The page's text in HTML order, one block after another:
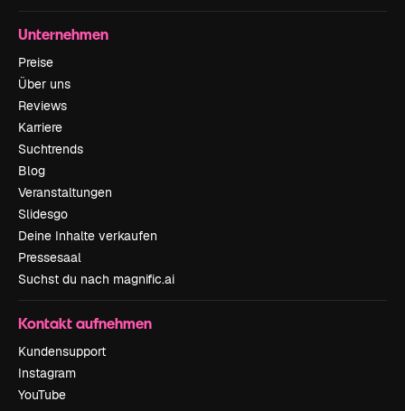
Unternehmen
Preise
Über uns
Reviews
Karriere
Suchtrends
Blog
Veranstaltungen
Slidesgo
Deine Inhalte verkaufen
Pressesaal
Suchst du nach magnific.ai
Kontakt aufnehmen
Kundensupport
Instagram
YouTube